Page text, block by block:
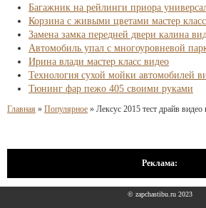
Багажник на рейлинги приора
Корзина с живыми цветами мастер
Замена замка передней двери калина
Автомобиль упал с многоуровневой
Ирина влади мастер класс видео
Технология сухой мойки автомобилей
Тюнинг фар пежо 405 своими руками
Главная » Популярное » Лексус 2015 тест драйв видео
Реклама:
© zapchastibu.ru 2023